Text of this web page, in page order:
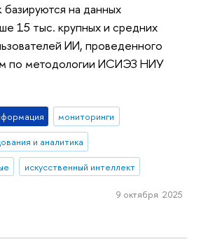
на данных
15 тыс. крупных и средних
ИИ, проведенного
по методологии ИСИЭЗ НИУ
мониторинги
и аналитика
искусственный интеллект
9 октября 2025